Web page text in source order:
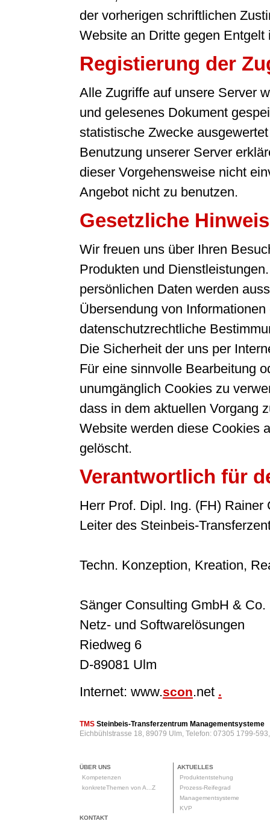
der vorherigen schriftlichen
Website an Dritte gegen Entgelt
Registierung der
Alle Zugriffe auf unsere Server
und gelesenes Dokument
statistische Zwecke
Benutzung unserer Server
dieser Vorgehensweise nicht
Angebot nicht zu benutzen.
Gesetzliche
Wir freuen uns über Ihren
Produkten und
persönlichen Daten werden
Übersendung von
datenschutzrechtliche
Die Sicherheit der uns per
Für eine sinnvolle Bearbeitung
unumgänglich Cookies zu
dass in dem aktuellen Vorgang
Website werden diese Cookies
gelöscht.
Verantwortlich für
Herr Prof. Dipl. Ing. (FH) Rainer
Leiter des Steinbeis-
Techn. Konzeption, Kreation,
Sänger Consulting GmbH & Co.
Netz- und Softwarelösungen
Riedweg 6
D-89081 Ulm
Internet: www.scon.net .
TMS Steinbeis-Transferzentrum Managementsysteme
Eichbühlstrasse 18, 89079 Ulm, Telefon: 07305 1799-
ÜBER UNS
Kompetenzen
konkreteThemen von A...Z
AKTUELLES
Produktentstehung
Prozess-Reifegrad
Managementsysteme
KVP
KONTAKT